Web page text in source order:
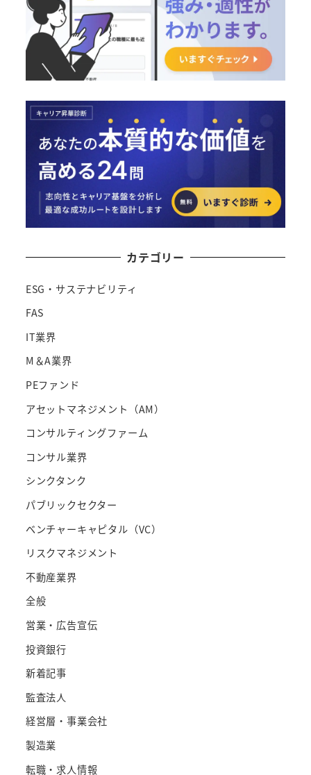
カテゴリー
ESG・サステナビリティ
FAS
IT業界
M＆A業界
PEファンド
アセットマネジメント（AM）
コンサルティングファーム
コンサル業界
シンクタンク
パブリックセクター
ベンチャーキャピタル（VC）
リスクマネジメント
不動産業界
全般
営業・広告宣伝
投資銀行
新着記事
監査法人
経営層・事業会社
製造業
転職・求人情報